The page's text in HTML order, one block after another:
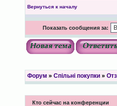
Вернуться к началу
Показать сообщения за:
Форум » Спільні покупки»
Кто сейчас на конференции